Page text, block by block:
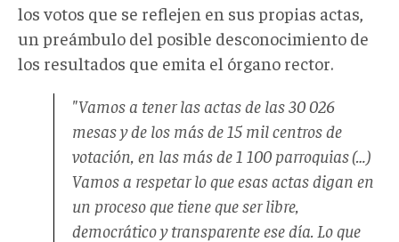
los votos que se reflejen en sus propias actas,
un preámbulo del posible desconocimiento de
los resultados que emita el órgano rector.
"Vamos a tener las actas de las 30 026
mesas y de los más de 15 mil centros de
votación, en las más de 1 100 parroquias (…)
Vamos a respetar lo que esas actas digan en
un proceso que tiene que ser libre,
democrático y transparente ese día. Lo que